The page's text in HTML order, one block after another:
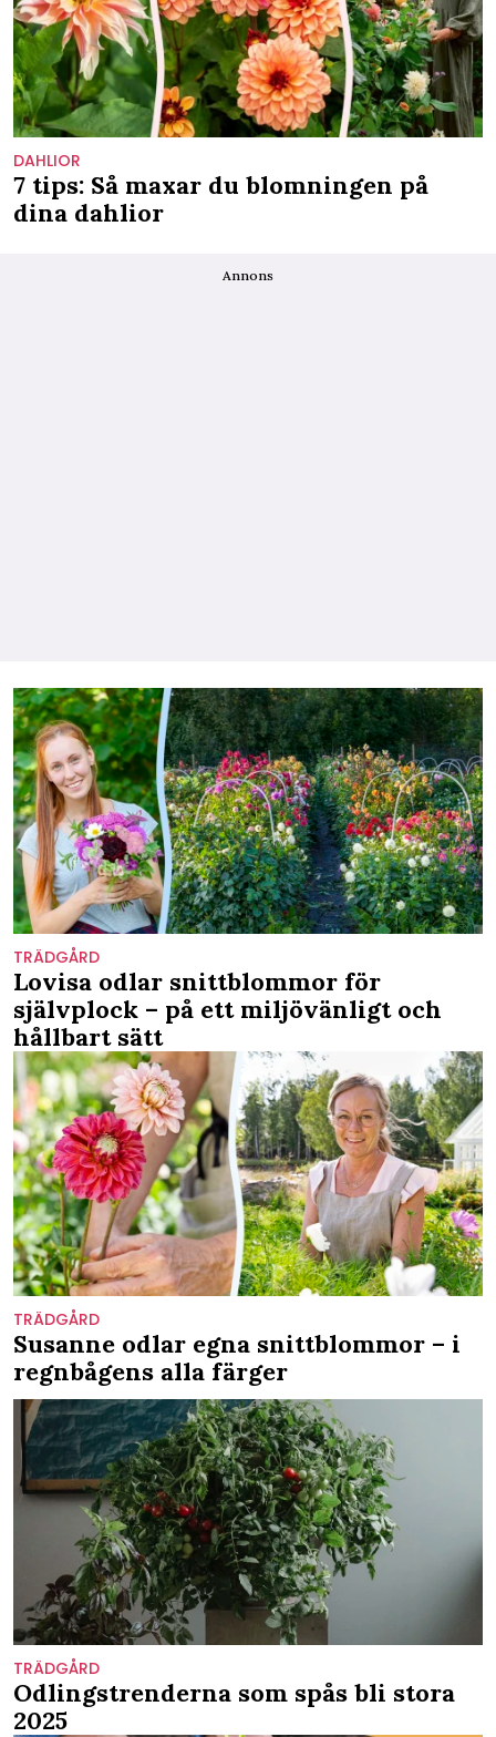
DAHLIOR
7 tips: Så maxar du blomningen på
dina dahlior
Annons
TRÄDGÅRD
Lovisa odlar snittblommor för
självplock – på ett miljövänligt och
hållbart sätt
TRÄDGÅRD
Susanne odlar egna snittblommor – i
regnbågens alla färger
TRÄDGÅRD
Odlingstrenderna som spås bli stora
2025